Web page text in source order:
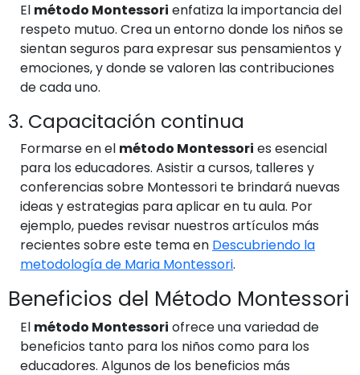
El método Montessori enfatiza la importancia del
respeto mutuo. Crea un entorno donde los niños se
sientan seguros para expresar sus pensamientos y
emociones, y donde se valoren las contribuciones
de cada uno.
3. Capacitación continua
Formarse en el método Montessori es esencial
para los educadores. Asistir a cursos, talleres y
conferencias sobre Montessori te brindará nuevas
ideas y estrategias para aplicar en tu aula. Por
ejemplo, puedes revisar nuestros artículos más
recientes sobre este tema en Descubriendo la
metodología de Maria Montessori.
Beneficios del Método Montessori
El método Montessori ofrece una variedad de
beneficios tanto para los niños como para los
educadores. Algunos de los beneficios más